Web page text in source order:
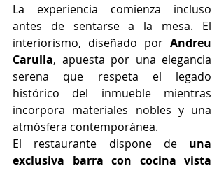
La experiencia comienza incluso
antes de sentarse a la mesa. El
interiorismo, diseñado por Andreu
Carulla, apuesta por una elegancia
serena que respeta el legado
histórico del inmueble mientras
incorpora materiales nobles y una
atmósfera contemporánea.
El restaurante dispone de una
exclusiva barra con cocina vista